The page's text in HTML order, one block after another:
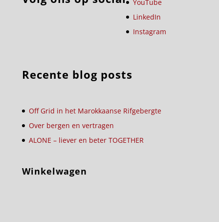
YouTube
LinkedIn
Instagram
Recente blog posts
Off Grid in het Marokkaanse Rifgebergte
Over bergen en vertragen
ALONE – liever en beter TOGETHER
Winkelwagen